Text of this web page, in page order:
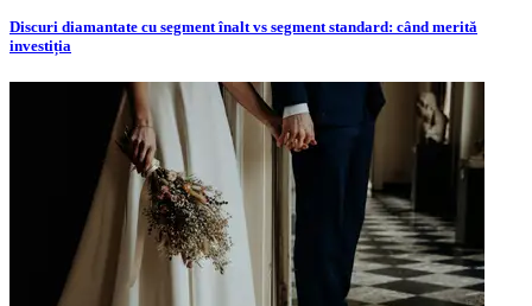
Discuri diamantate cu segment înalt vs segment standard: când merită
investiția